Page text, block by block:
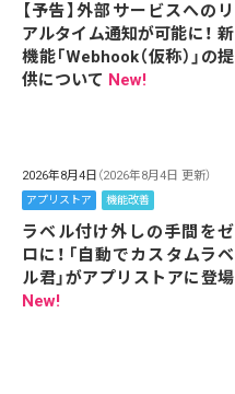
【予告】外部サービスへのリ
アルタイム通知が可能に！ 新
機能「Webhook（仮称）」の提
供について New!
2026年8月4日 （2026年8月4日 更新）
アプリストア 機能改善
ラベル付け外しの手間をゼ
ロに！「自動でカスタムラベ
ル君」がアプリストアに登場
New!